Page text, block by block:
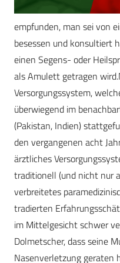
empfunden, man sei von
besessen und konsultiert
einen Segens- oder
als Amulett getragen
Versorgungssystem,
überwiegend im
(Pakistan, Indien)
den vergangenen acht
ärztliches
traditionell (und nicht nur
verbreitetes
tradierten
im Mittelgesicht schwer
Dolmetscher, dass seine
Nasenverletzung geraten